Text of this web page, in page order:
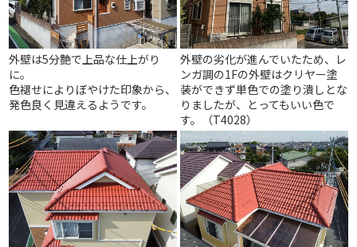
外壁は5分艶で上品な仕上がり
に。
色褪せによりぼやけた印象から、
発色良く見違えるようです。
外壁の劣化が進んでいたため、レ
ンガ調の1Fの外壁はクリヤー塗
装ができず単色での塗り潰しとな
りましたが、とってもいい色で
す。（T4028）